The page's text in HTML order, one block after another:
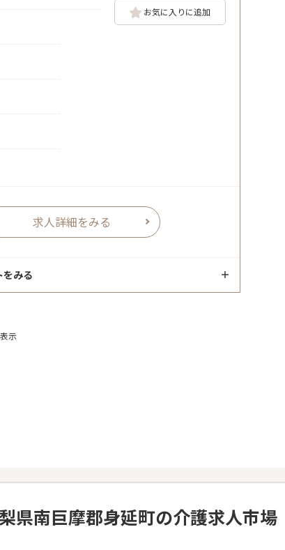
お気に入りに追加
求人詳細をみる
をみる
示
県南巨摩郡身延町の介護求人市場